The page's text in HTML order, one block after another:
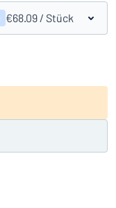
€68.09 / Stück